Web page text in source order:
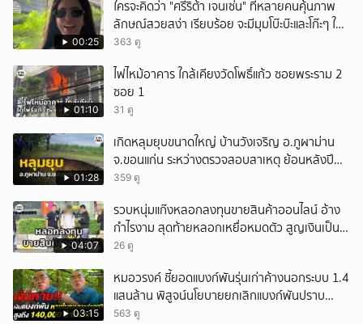
00:25
ใครจะคิดว่า "ศรีริต้า เจนเซ่น" ที่หลายคนคุ้นภาพ
ลักษณ์สวยสง่า เรียบร้อย จะมีมุมโบ๊ะบ๊ะและโก๊ะๆ ให้
ได้อมยิ้มเหมือนกัน งานนี้ทำเอาแฟนๆ ทั้งเอ็นดูทั้ง
363 ดู
01:10
ไฟไหม้อาคาร ใกล้เคียงวัดโพธิ์แก้ว ซอยพระราม 2
ซอย 1
31 ดู
01:28
เกิดหลุมยุบขนาดใหญ่ บ้านวังเจริญ อ.ภูผาม่าน
จ.ขอนแก่น ระหว่างตรวจสอบสาเหตุ ย้อนหลังปี
2568 พบเคยพบหลุมยุบมาแล้วครั้งหนึ่ง
359 ดู
04:07
รวบหนุ่มแก๊งหลอกลงทุนขายสินค้าออนไลน์ อ้าง
กำไรงาม สุดท้ายหลอกเหยื่อหมดตัว สูญเงินเป็น
แสนบาท ยังให้การปฏิเสธ
26 ดู
03:15
หมอวรงค์ ชี้ยอดแบงก์พันรุ่นเก่าค้างนอกระบบ 1.4
แสนล้าน พิสูจน์นโยบายยกเลิกแบงก์พันปราบ
ธุรกิจสีเทา
563 ดู